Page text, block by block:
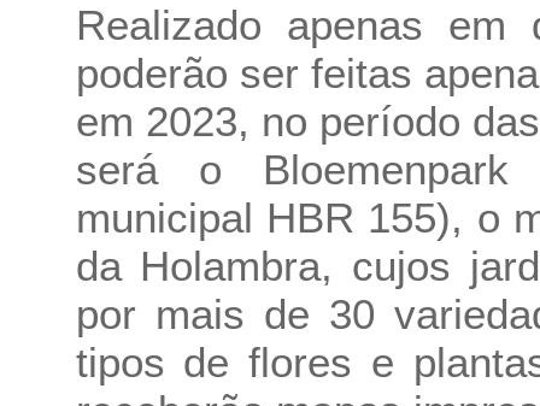
Realizado apenas
poderão ser feitas
em 2023, no período
será o
municipal HBR 155), o
da Holambra, cujos
por mais de 30
tipos de flores e